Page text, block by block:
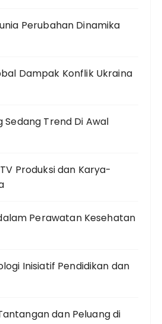
Perubahan Dinamika
Dampak Konflik Ukraina
Sedang Trend Di Awal
Produksi dan Karya-
Perawatan Kesehatan
Inisiatif Pendidikan dan
dan Peluang di